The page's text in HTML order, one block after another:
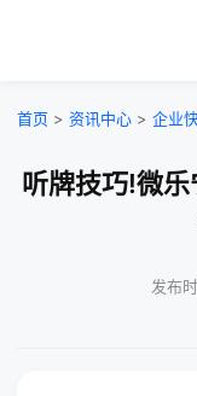
首页 > 资讯中心 > 企业
听牌技巧!微
发布